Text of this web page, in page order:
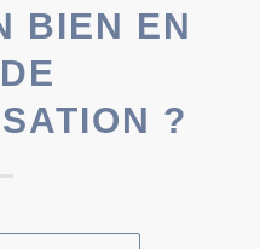
BIEN EN
?